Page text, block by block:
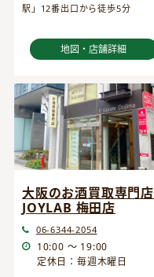
駅」12番出口から徒歩5分
地図・店舗詳細
大阪のお酒買取専門店
JOYLAB 梅田店
06-6344-2054
10:00 ～ 19:00
定休日：毎週木曜日